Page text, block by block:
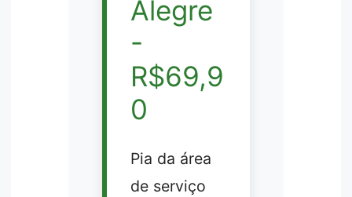
Alegre
-
R$69,9
0
Pia da área
de serviço